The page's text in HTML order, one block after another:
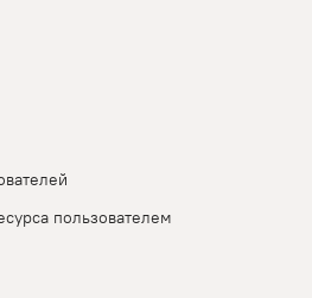
пользователем